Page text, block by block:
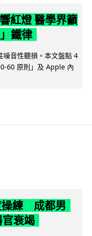
紅燈 醫學界籲
鐵律
噪音性聽損。本文盤點 4
60 原則」及 Apple 內
操練 成都男
衰竭